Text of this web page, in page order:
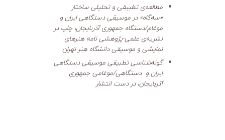
مطالعه‌ی تطبیقی و تحلیلی ساختار
«سه‌گاه» در موسیقی دستگاهی ایران و
موغام/دستگاه جمهوری آذربایجان، چاپ در
نشریه‌ی علمی-پژوهشی نامه هنرهای
نمایشی و موسیقی دانشگاه هنر تهران
گونه‌شناسی تطبیقی موسیقی دستگاهی
ایران و دستگاهی/موغامی جمهوری
آذربایجان، در دست انتشار